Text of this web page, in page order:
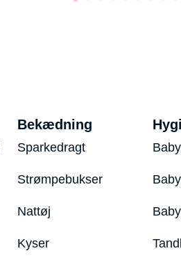
Bekædning
Sparkedragt
Strømpebukser
Nattøj
Kyser